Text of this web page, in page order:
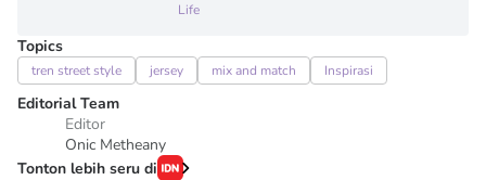
Life
Topics
tren street style jersey mix and match Inspirasi
Editorial Team
Editor
Onic Metheany
Tonton lebih seru di